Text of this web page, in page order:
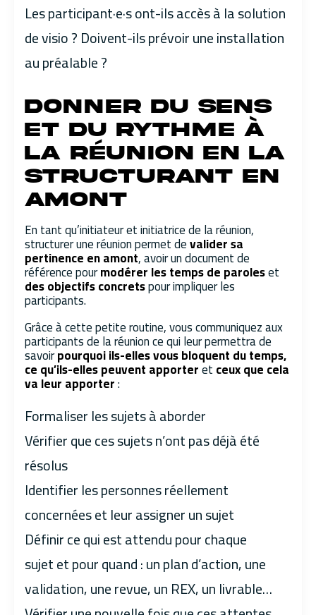
Les participant·e·s ont-ils accès à la solution
de visio ? Doivent-ils prévoir une installation
au préalable ?
Donner du sens
et du rythme à
la réunion en la
structurant en
amont
En tant qu’initiateur et initiatrice de la réunion,
structurer une réunion permet devalider sa
pertinence en amont, avoir un document de
référence pourmodérer les temps de paroleset
des objectifs concretspour impliquer les
participants.
Grâce à cette petite routine, vous communiquez aux
participants de la réunion ce qui leur permettra de
savoirpourquoi ils-elles vous bloquent du temps,
ce qu’ils-elles peuvent apporteretceux que cela
va leur apporter:
Formaliser les sujets à aborder
Vérifier que ces sujets n’ont pas déjà été
résolus
Identifier les personnes réellement
concernées et leur assigner un sujet
Définir ce qui est attendu pour chaque
sujet et pour quand : un plan d’action, une
validation, une revue, un REX, un livrable…